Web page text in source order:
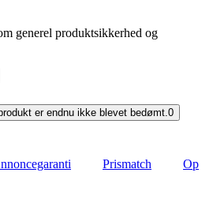
generel produktsikkerhed og
er endnu ikke blevet bedømt.0
Prismatch
Op